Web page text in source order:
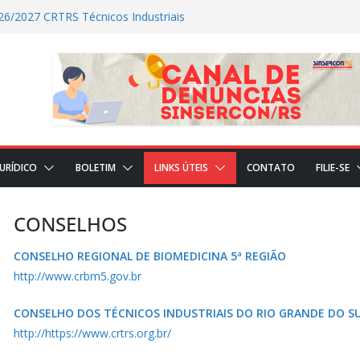
2027 CRTRS Técnicos Industriais
BOLETIM LINKS ÚTEIS CONTATO FILIE-SE
CONSELHOS
CONSELHO REGIONAL DE BIOMEDICINA 5ª REGIÃO
http://www.crbm5.gov.br
CONSELHO DOS TÉCNICOS INDUSTRIAIS DO RIO GRANDE DO
http://https://www.crtrs.org.br/